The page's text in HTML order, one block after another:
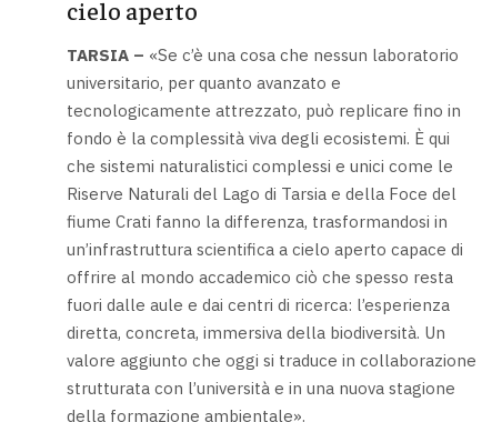
cielo aperto
TARSIA – «Se c’è una cosa che nessun laboratorio
universitario, per quanto avanzato e
tecnologicamente attrezzato, può replicare fino in
fondo è la complessità viva degli ecosistemi. È qui
che sistemi naturalistici complessi e unici come le
Riserve Naturali del Lago di Tarsia e della Foce del
fiume Crati fanno la differenza, trasformandosi in
un’infrastruttura scientifica a cielo aperto capace di
offrire al mondo accademico ciò che spesso resta
fuori dalle aule e dai centri di ricerca: l’esperienza
diretta, concreta, immersiva della biodiversità. Un
valore aggiunto che oggi si traduce in collaborazione
strutturata con l’università e in una nuova stagione
della formazione ambientale».